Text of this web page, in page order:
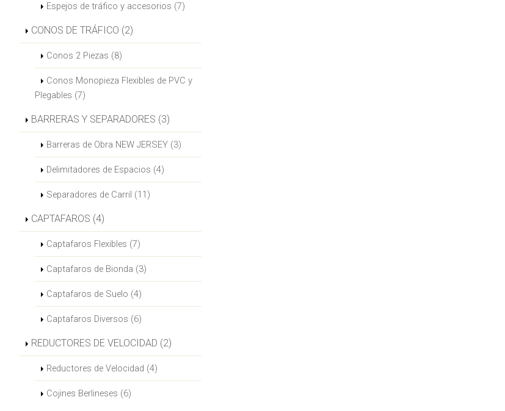
Espejos de tráfico y accesorios (7)
CONOS DE TRÁFICO (2)
Conos 2 Piezas (8)
Conos Monopieza Flexibles de PVC y
Plegables (7)
BARRERAS Y SEPARADORES (3)
Barreras de Obra NEW JERSEY (3)
Delimitadores de Espacios (4)
Separadores de Carril (11)
CAPTAFAROS (4)
Captafaros Flexibles (7)
Captafaros de Bionda (3)
Captafaros de Suelo (4)
Captafaros Diversos (6)
REDUCTORES DE VELOCIDAD (2)
Reductores de Velocidad (4)
Cojines Berlineses (6)